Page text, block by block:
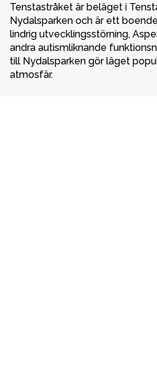
Tenstastråket är beläget i
Nydalsparken och är ett
lindrig utvecklingsstörning,
andra autismliknande
till Nydalsparken gör läget
atmosfär.